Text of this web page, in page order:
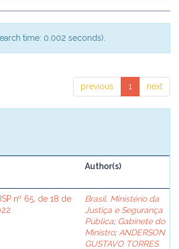
time: 0.002 seconds).
previous 1 next
Author(s)
nº 65, de 18 de
Brasil. Ministério da
Justiça e Segurança
Pública; Gabinete do
Ministro; ANDERSON
GUSTAVO TORRES